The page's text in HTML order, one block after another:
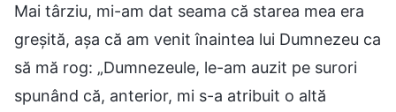
Mai târziu, mi-am dat seama că starea mea era
greșită, așa că am venit înaintea lui Dumnezeu ca
să mă rog: „Dumnezeule, le-am auzit pe surori
spunând că, anterior, mi s-a atribuit o altă